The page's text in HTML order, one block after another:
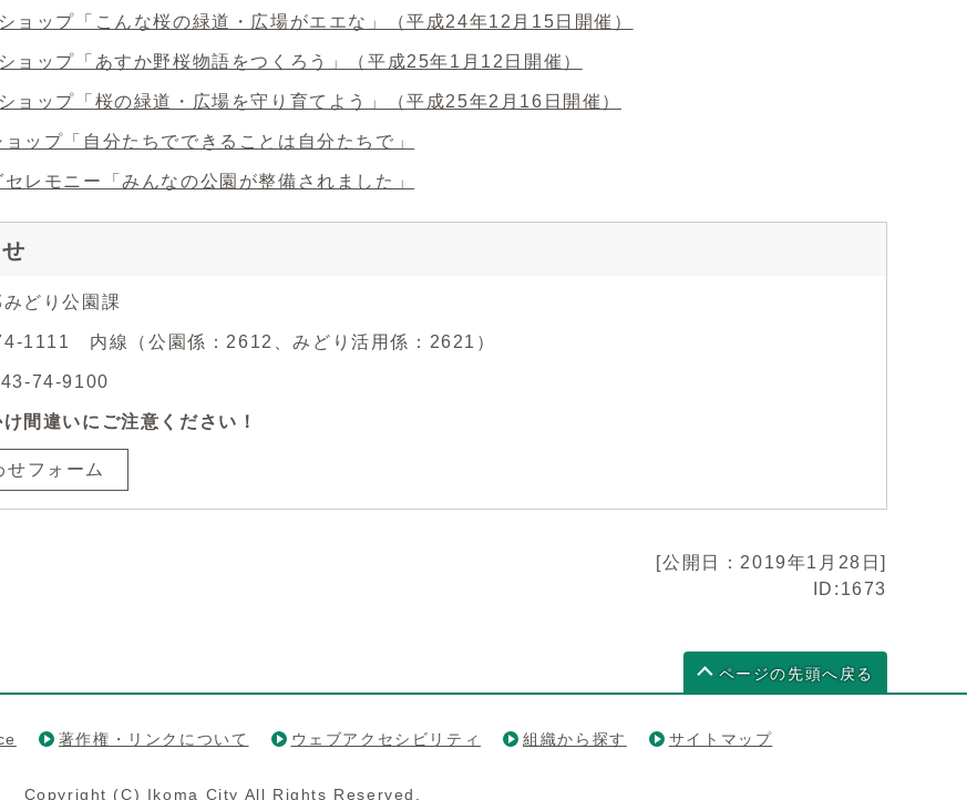
ョップ「こんな桜の緑道・広場がエエな」（平成24年12月15日開催）
ョップ「あすか野桜物語をつくろう」（平成25年1月12日開催）
ョップ「桜の緑道・広場を守り育てよう」（平成25年2月16日開催）
ップ「自分たちでできることは自分たちで」
レモニー「みんなの公園が整備されました」
どり公園課
1111 内線（公園係：2612、みどり活用係：2621）
74-9100
間違いにご注意ください！
せフォーム
[公開日：2019年1月28日]
ID:1673
ページの先頭へ戻る
著作権・リンクについて ウェブアクセシビリティ 組織から探す サイトマップ
Copyright (C) Ikoma City All Rights Reserved.